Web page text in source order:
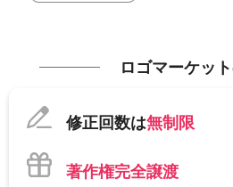
ロゴマーケッ
修正回数は無制限
著作権完全譲渡